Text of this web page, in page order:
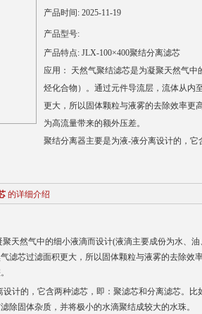
产品时间: 2025-11-19
产品型号:
产品特点: JLX-100×400聚结分离滤芯
应用： 天然气聚结滤芯是为凝聚天然气
烃化合物）。通过元件导流层，流体从内
更大，所以固体颗粒与液雾的去除效率更
为高流量带来的额外压差。
聚结分离器主要是为液-液分离设计的，
的详细介绍
天然气中的细小液滴而设计(液滴主要成份为水、
滤芯过滤面积更大，所以固体颗粒与液雾的去除效
计的，它含两种滤芯，即：聚滤芯和分离滤芯。比
除固体杂质，并将极小的水滴聚结成较大的水珠。